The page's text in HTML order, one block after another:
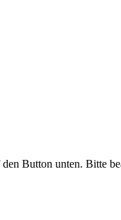
Button unten. Bitte